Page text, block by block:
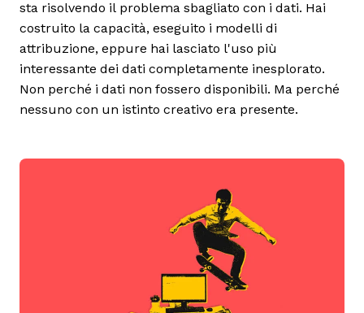
sta risolvendo il problema sbagliato con i dati. Hai
costruito la capacità, eseguito i modelli di
attribuzione, eppure hai lasciato l'uso più
interessante dei dati completamente inesplorato.
Non perché i dati non fossero disponibili. Ma perché
nessuno con un istinto creativo era presente.